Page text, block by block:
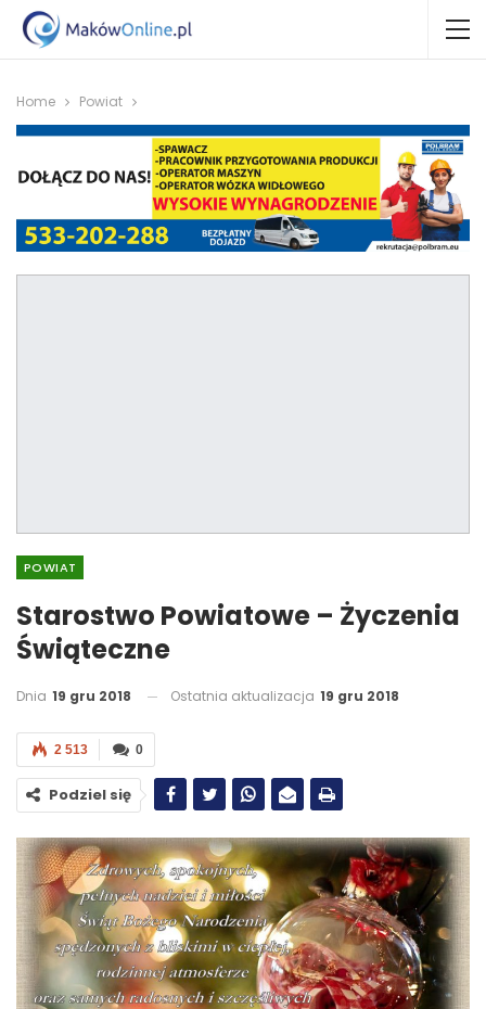
Home Powiat
POWIAT
Starostwo Powiatowe – Życzenia
Świąteczne
Dnia 19 gru 2018 Ostatnia aktualizacja 19 gru 2018
0
2 513
Podziel się